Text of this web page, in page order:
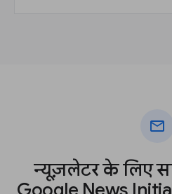
mail
न्यूज़लेटर के लिए